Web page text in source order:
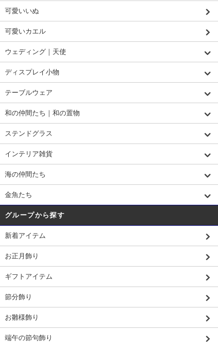
可愛いいぬ
可愛いカエル
ウェディング｜天使
ディスプレイ小物
テーブルウェア
和の仲間たち｜和の置物
ステンドグラス
インテリア雑貨
海の仲間たち
金魚たち
グループから探す
新着アイテム
お正月飾り
ギフトアイテム
節分飾り
お雛様飾り
端午の節句飾り